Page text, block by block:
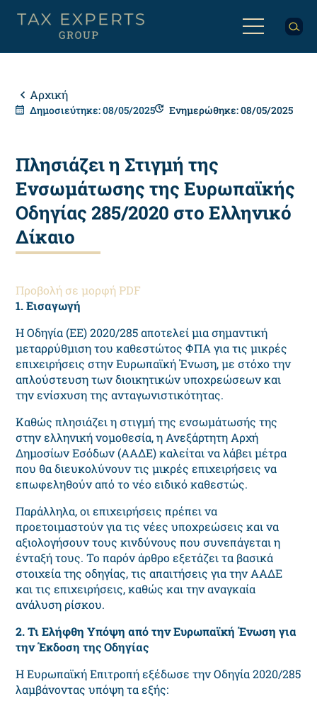
προς
κυρίως
Breadcrumb
Αρχική
Δημοσιεύτηκε: 08/05/2025 Ενημερώθηκε: 08/05/2025
Πλησιάζει η Στιγμή της
Ενσωμάτωσης της Ευρωπαϊκής
Οδηγίας 285/2020 στο Ελληνικό
Δίκαιο
Προβολή σε μορφή PDF
1. Εισαγωγή
Η Οδηγία (ΕΕ) 2020/285 αποτελεί μια σημαντική
μεταρρύθμιση του καθεστώτος ΦΠΑ για τις μικρές
επιχειρήσεις στην Ευρωπαϊκή Ένωση, με στόχο την
απλούστευση των διοικητικών υποχρεώσεων και
την ενίσχυση της ανταγωνιστικότητας.
Καθώς πλησιάζει η στιγμή της ενσωμάτωσής της
στην ελληνική νομοθεσία, η Ανεξάρτητη Αρχή
Δημοσίων Εσόδων (ΑΑΔΕ) καλείται να λάβει μέτρα
που θα διευκολύνουν τις μικρές επιχειρήσεις να
επωφεληθούν από το νέο ειδικό καθεστώς.
Παράλληλα, οι επιχειρήσεις πρέπει να
προετοιμαστούν για τις νέες υποχρεώσεις και να
αξιολογήσουν τους κινδύνους που συνεπάγεται η
ένταξή τους. Το παρόν άρθρο εξετάζει τα βασικά
στοιχεία της οδηγίας, τις απαιτήσεις για την ΑΑΔΕ
και τις επιχειρήσεις, καθώς και την αναγκαία
ανάλυση ρίσκου.
2. Τι Ελήφθη Υπόψη από την Ευρωπαϊκή Ένωση για
την Έκδοση της Οδηγίας
Η Ευρωπαϊκή Επιτροπή εξέδωσε την Οδηγία 2020/285
λαμβάνοντας υπόψη τα εξής: